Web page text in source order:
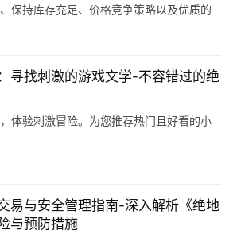
保持库存充足、价格竞争策略以及优质的
寻找刺激的游戏文学-不容错过的绝
体验刺激冒险。为您推荐热门且好看的小
易与安全管理指南-深入解析《绝地
与预防措施